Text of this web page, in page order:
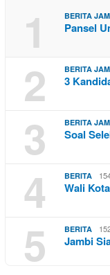
1 BERITA
Pansel
2 BERITA
3
3 BERITA
Soal
4 BERITA
Wali
5 BERITA
Jambi